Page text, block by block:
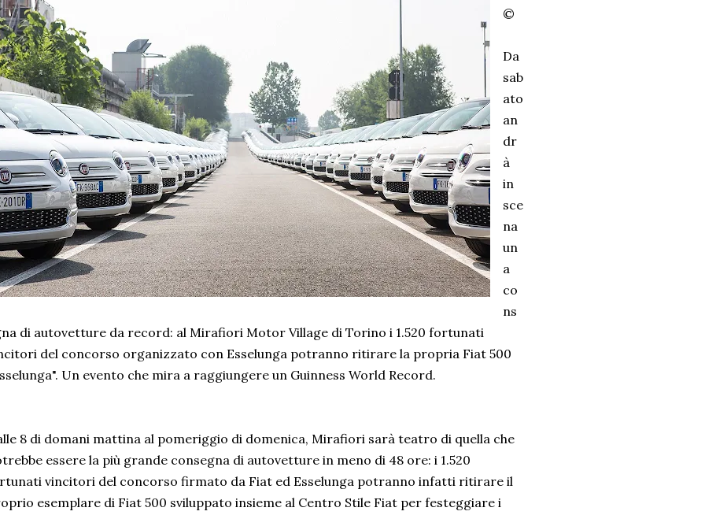
©
Da
sab
ato
an
dr
à
in
sce
na
un
a
co
ns
di autovetture da record: al Mirafiori Motor Village di Torino i 1.520 fortunati
del concorso organizzato con Esselunga potranno ritirare la propria Fiat 500
Un evento che mira a raggiungere un Guinness World Record.
8 di domani mattina al pomeriggio di domenica, Mirafiori sarà teatro di quella che
essere la più grande consegna di autovetture in meno di 48 ore: i 1.520
vincitori del concorso firmato da Fiat ed Esselunga potranno infatti ritirare il
esemplare di Fiat 500 sviluppato insieme al Centro Stile Fiat per festeggiare i